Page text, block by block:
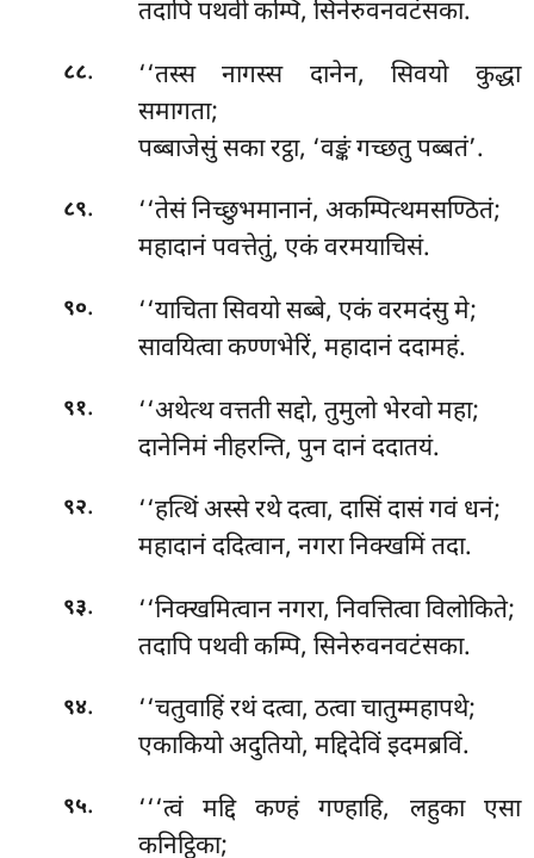
तदापि पथवी कम्पि, सिनेरुवनवटंसका.
८८.
‘‘तस्स नागस्स दानेन, सिवयो कुद्धा
समागता;
पब्बाजेसुं सका रट्ठा, ‘वङ्कं गच्छतु पब्बतं’.
८९.
‘‘तेसं निच्छुभमानानं, अकम्पित्थमसण्ठितं;
महादानं पवत्तेतुं, एकं वरमयाचिसं.
९०. ‘‘याचितासिवयो सब्बे, एकं वरमदंसु मे;
सावयित्वा कण्णभेरिं, महादानं ददामहं.
९१.
‘‘अथेत्थ वत्तती सद्दो, तुमुलो भेरवो महा;
दानेनिमं नीहरन्ति, पुन दानं ददातयं.
९२. ‘‘हत्थिंअस्से रथे दत्वा, दासिं दासं गवं धनं;
महादानं ददित्वान, नगरा निक्खमिं तदा.
९३. ‘‘निक्खमित्वाननगरा, निवत्तित्वा विलोकिते;
तदापि पथवी कम्पि, सिनेरुवनवटंसका.
९४.
‘‘चतुवाहिं रथं दत्वा, ठत्वा चातुम्महापथे;
एकाकियो अदुतियो, मद्दिदेविं इदमब्रविं.
९५.
‘‘‘त्वं मद्दि कण्हं गण्हाहि, लहुका एसा
कनिट्ठिका;